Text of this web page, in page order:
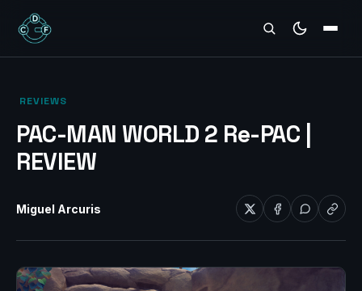
REVIEWS
‎ REVIEWS‎
PAC-MAN WORLD 2 Re-PAC |
REVIEW
Miguel Arcuris